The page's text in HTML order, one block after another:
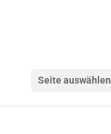
Seite auswählen